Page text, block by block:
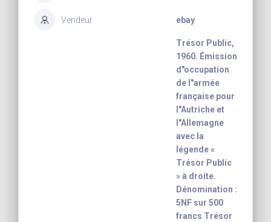
Vendeur ebay
Trésor Public,
1960. Émission
d"occupation
de l"armée
française pour
l"Autriche et
l"Allemagne
avec la
légende «
Trésor Public
» à droite.
Dénomination :
5NF sur 500
francs Trésor